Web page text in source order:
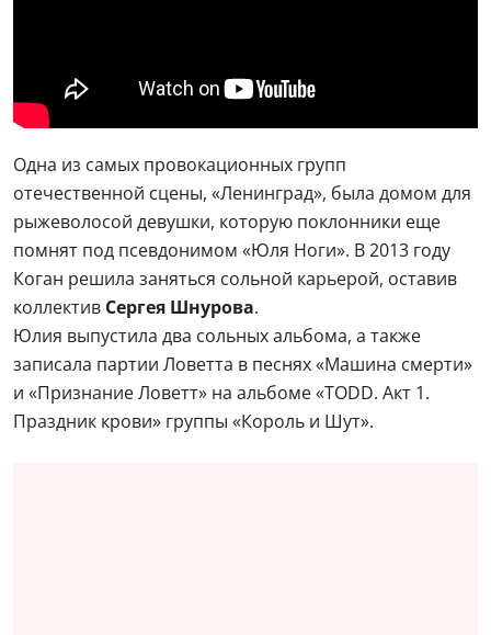
Одна из самых провокационных групп
отечественной сцены, «Ленинград», была домом для
рыжеволосой девушки, которую поклонники еще
помнят под псевдонимом «Юля Ноги». В 2013 году
Коган решила заняться сольной карьерой, оставив
коллектив Сергея Шнурова.
Юлия выпустила два сольных альбома, а также
записала партии Ловетта в песнях «Машина смерти»
и «Признание Ловетт» на альбоме «TODD. Акт 1.
Праздник крови» группы «Король и Шут».